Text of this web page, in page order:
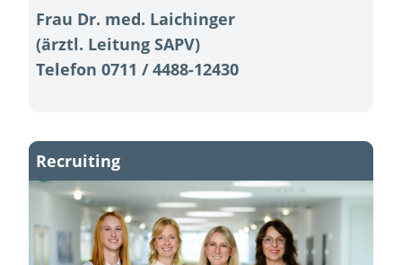
Frau Dr. med. Laichinger
(ärztl. Leitung SAPV)
Telefon 0711 / 4488-12430
Recruiting